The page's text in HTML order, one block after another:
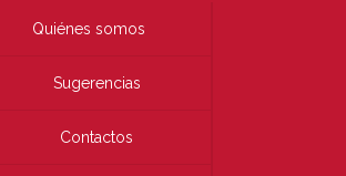
Quiénes somos
Sugerencias
Contactos